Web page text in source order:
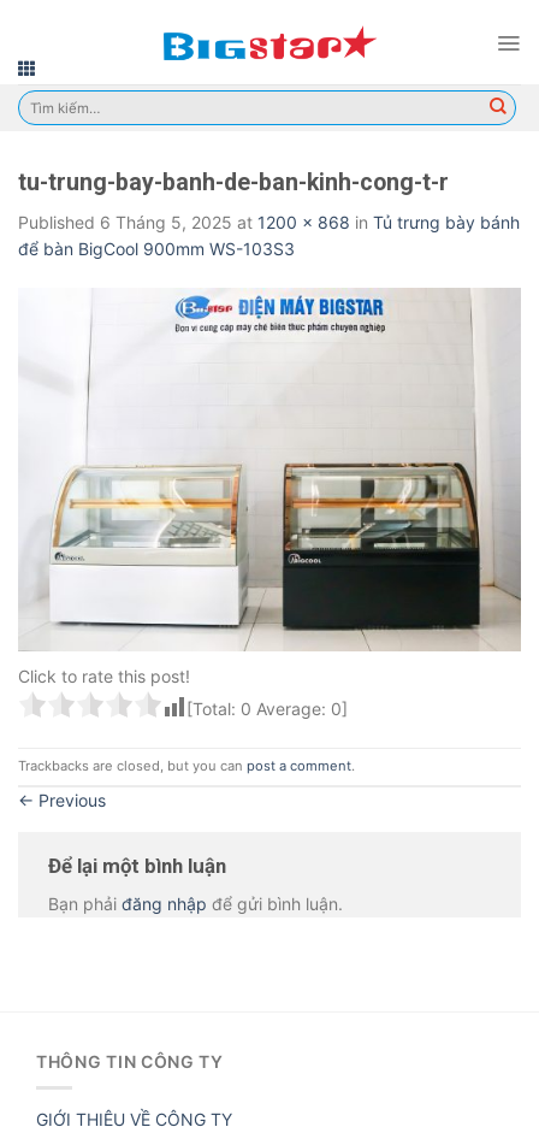
content
Tìm
kiếm:
tu-trung-bay-banh-de-ban-kinh-cong-t-r
Published 6 Tháng 5, 2025 at 1200 × 868 in Tủ trưng bày bánh
để bàn BigCool 900mm WS-103S3
Click to rate this post!
[Total: 0 Average: 0]
Trackbacks are closed, but you can post a comment.
← Previous
Để lại một bình luận
Bạn phải đăng nhập để gửi bình luận.
THÔNG TIN CÔNG TY
GIỚI THIỆU VỀ CÔNG TY